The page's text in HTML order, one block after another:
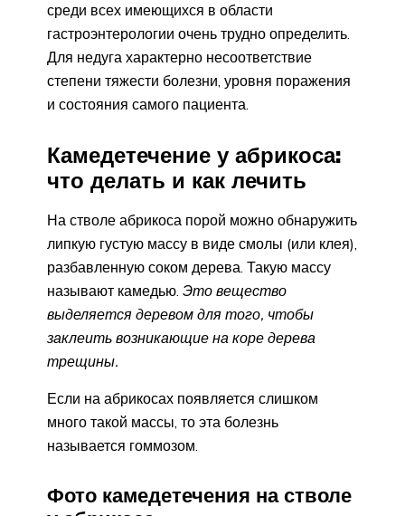
среди всех имеющихся в области
гастроэнтерологии очень трудно определить.
Для недуга характерно несоответствие
степени тяжести болезни, уровня поражения
и состояния самого пациента.
Камедетечение у абрикоса:
что делать и как лечить
На стволе абрикоса порой можно обнаружить
липкую густую массу в виде смолы (или клея),
разбавленную соком дерева. Такую массу
называют камедью. Это вещество
выделяется деревом для того, чтобы
заклеить возникающие на коре дерева
трещины.
Если на абрикосах появляется слишком
много такой массы, то эта болезнь
называется гоммозом.
Фото камедетечения на стволе